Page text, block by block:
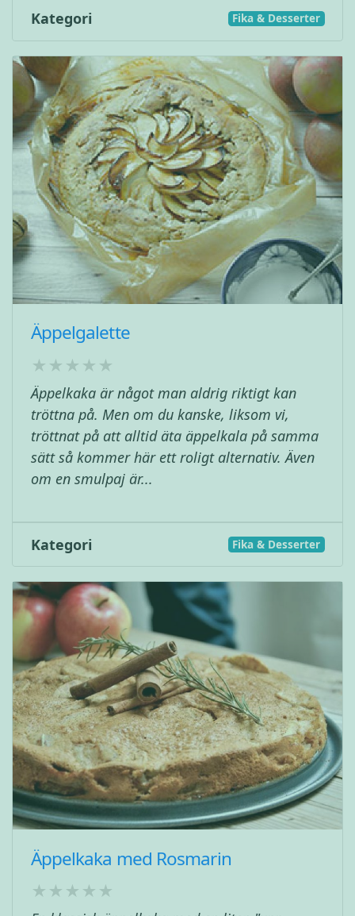
Kategori Fika & Desserter
Äppelgalette
Äppelkaka är något man aldrig riktigt kan
tröttna på. Men om du kanske, liksom vi,
tröttnat på att alltid äta äppelkala på samma
sätt så kommer här ett roligt alternativ. Även
om en smulpaj är...
Kategori Fika & Desserter
Äppelkaka med Rosmarin